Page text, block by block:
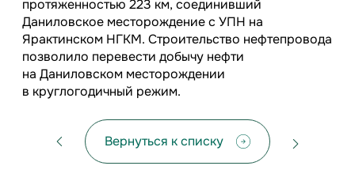
протяженностью 223 км, соединивший
Даниловское месторождение с УПН на
Ярактинском НГКМ. Строительство нефтепровода
позволило перевести добычу нефти
на Даниловском месторождении
в круглогодичный режим.
Вернуться к списку